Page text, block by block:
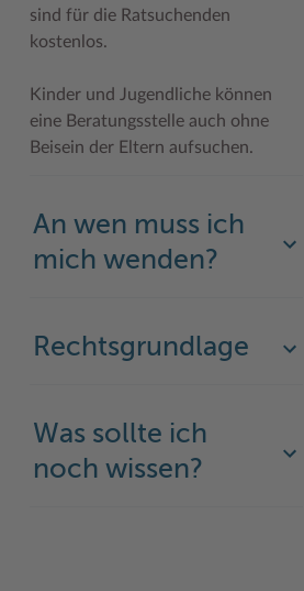
sind für die Ratsuchenden
kostenlos.
Kinder und Jugendliche können
eine Beratungsstelle auch ohne
Beisein der Eltern aufsuchen.
An wen muss ich
mich wenden?
Rechtsgrundlage
Was sollte ich
noch wissen?